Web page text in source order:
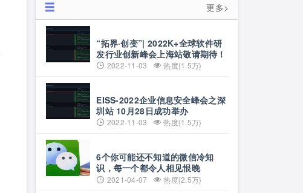
更多>
“拓界·创变”| 2022K+全球软件研
发行业创新峰会上海站敬请期待！
2022-11-03 热度{1.5万}
EISS-2022企业信息安全峰会之深
圳站 10月28日成功举办
2022-11-03 热度{1.5万}
6个你可能还不知道的微信冷知
识，每一个都令人相见恨晚
2021-04-07 热度{2.5万}